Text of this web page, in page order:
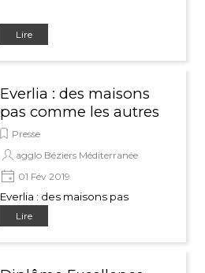
Lire
Everlia : des maisons
pas comme les autres
Presse
agglo Béziers Méditerranée
01 Fév 2019
Everlia : des maisons pas
comme les autres
Lire